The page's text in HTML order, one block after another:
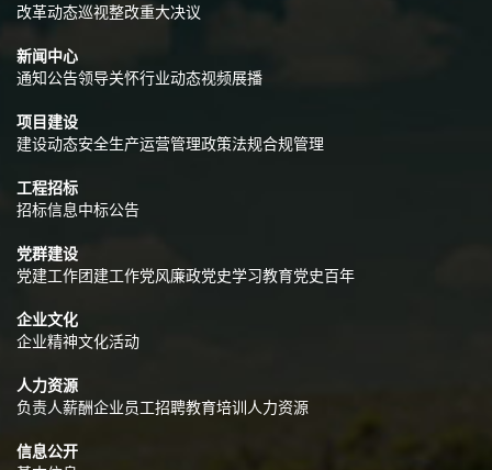
改革动态巡视整改重大决议
新闻中心
通知公告领导关怀行业动态视频展播
项目建设
建设动态安全生产运营管理政策法规合规管理
工程招标
招标信息中标公告
党群建设
党建工作 团建工作党风廉政党史学习教育党史百年
企业文化
企业精神文化活动
人力资源
负责人薪酬企业员工招聘教育培训 人力资源
信息公开